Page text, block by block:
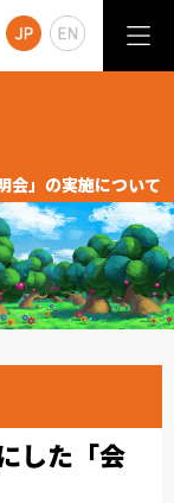
会」の実施について
した「会